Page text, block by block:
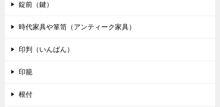
錠前（鍵）
時代家具や箪笥（アンティーク家具）
印判（いんばん）
印籠
根付